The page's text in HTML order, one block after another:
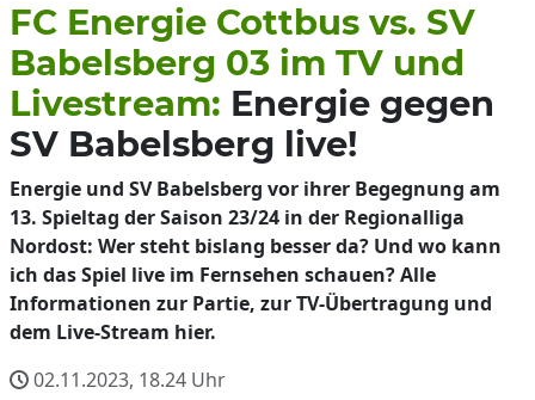
FC Energie Cottbus vs. SV
Babelsberg 03 im TV und
Livestream: Energie gegen
SV Babelsberg live!
Energie und SV Babelsberg vor ihrer Begegnung am
13. Spieltag der Saison 23/24 in der Regionalliga
Nordost: Wer steht bislang besser da? Und wo kann
ich das Spiel live im Fernsehen schauen? Alle
Informationen zur Partie, zur TV-Übertragung und
dem Live-Stream hier.
02.11.2023, 18.24 Uhr